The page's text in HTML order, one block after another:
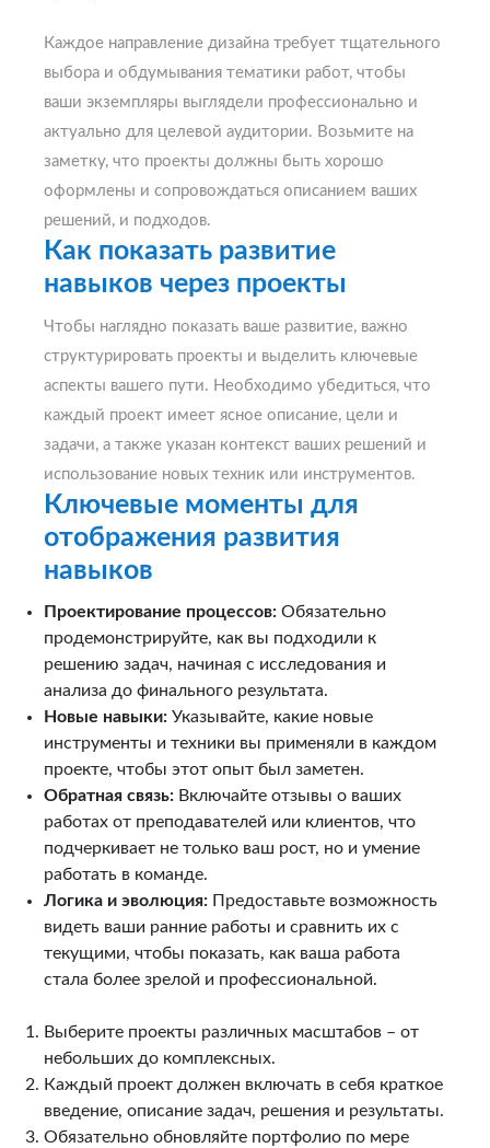
Каждое направление дизайна требует тщательного
выбора и обдумывания тематики работ, чтобы
ваши экземпляры выглядели профессионально и
актуально для целевой аудитории. Возьмите на
заметку, что проекты должны быть хорошо
оформлены и сопровождаться описанием ваших
решений, и подходов.
Как показать развитие
навыков через проекты
Чтобы наглядно показать ваше развитие, важно
структурировать проекты и выделить ключевые
аспекты вашего пути. Необходимо убедиться, что
каждый проект имеет ясное описание, цели и
задачи, а также указан контекст ваших решений и
использование новых техник или инструментов.
Ключевые моменты для
отображения развития
навыков
Проектирование процессов: Обязательно
продемонстрируйте, как вы подходили к
решению задач, начиная с исследования и
анализа до финального результата.
Новые навыки: Указывайте, какие новые
инструменты и техники вы применяли в каждом
проекте, чтобы этот опыт был заметен.
Обратная связь: Включайте отзывы о ваших
работах от преподавателей или клиентов, что
подчеркивает не только ваш рост, но и умение
работать в команде.
Логика и эволюция: Предоставьте возможность
видеть ваши ранние работы и сравнить их с
текущими, чтобы показать, как ваша работа
стала более зрелой и профессиональной.
Выберите проекты различных масштабов – от
небольших до комплексных.
Каждый проект должен включать в себя краткое
введение, описание задач, решения и результаты.
Обязательно обновляйте портфолио по мере